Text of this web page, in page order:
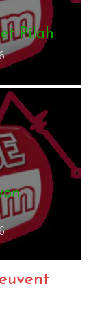
à La
–